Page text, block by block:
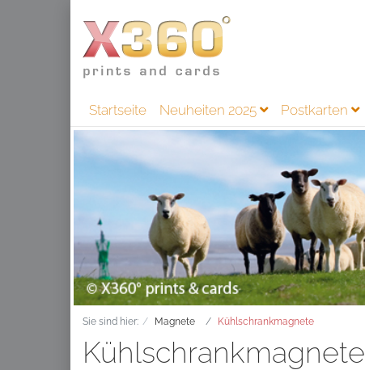
Startseite Neuheiten 2025 Postkarten
Sie sind hier: Magnete Kühlschrankmagnete
Kühlschrankmagnete